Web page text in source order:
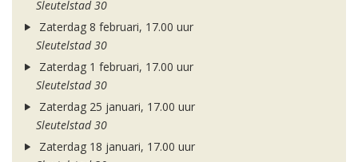
Sleutelstad 30
Zaterdag 8 februari, 17.00 uur
Sleutelstad 30
Zaterdag 1 februari, 17.00 uur
Sleutelstad 30
Zaterdag 25 januari, 17.00 uur
Sleutelstad 30
Zaterdag 18 januari, 17.00 uur